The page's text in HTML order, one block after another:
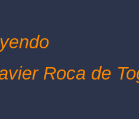
Roca de